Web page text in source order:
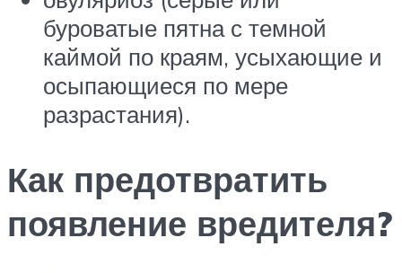
буроватые пятна с темной
каймой по краям, усыхающие и
осыпающиеся по мере
разрастания).
Как предотвратить
появление вредителя?